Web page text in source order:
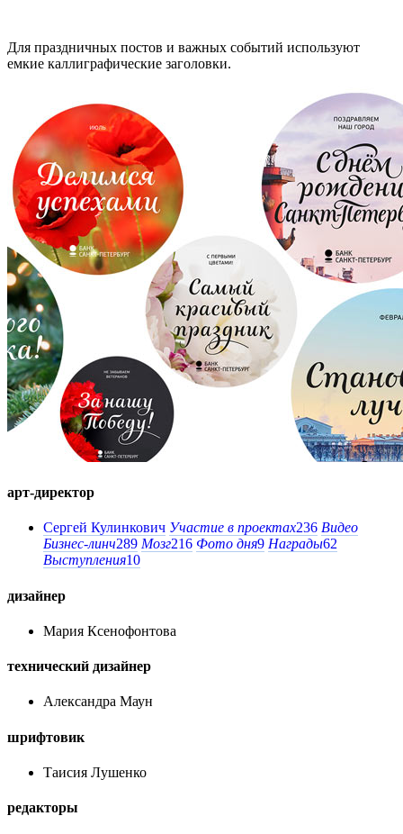
Для праздничных постов и важных событий используют
емкие каллиграфические заголовки.
арт-директор
Сергей Кулинкович Участие в проектах236 Видео
Бизнес-линч289 Мозг216 Фото дня9 Награды62
Выступления10
дизайнер
Мария Ксенофонтова
технический дизайнер
Александра Маун
шрифтовик
Таисия Лушенко
редакторы